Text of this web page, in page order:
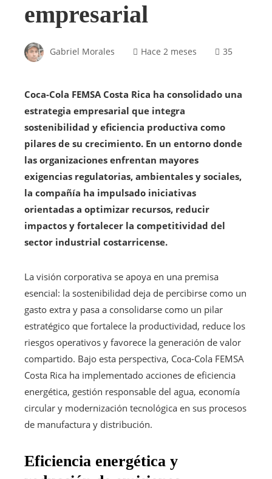
empresarial
Gabriel Morales Hace 2 meses 35
Coca-Cola FEMSA Costa Rica ha consolidado una
estrategia empresarial que integra
sostenibilidad y eficiencia productiva como
pilares de su crecimiento. En un entorno donde
las organizaciones enfrentan mayores
exigencias regulatorias, ambientales y sociales,
la compañía ha impulsado iniciativas
orientadas a optimizar recursos, reducir
impactos y fortalecer la competitividad del
sector industrial costarricense.
La visión corporativa se apoya en una premisa
esencial: la sostenibilidad deja de percibirse como un
gasto extra y pasa a consolidarse como un pilar
estratégico que fortalece la productividad, reduce los
riesgos operativos y favorece la generación de valor
compartido. Bajo esta perspectiva, Coca-Cola FEMSA
Costa Rica ha implementado acciones de eficiencia
energética, gestión responsable del agua, economía
circular y modernización tecnológica en sus procesos
de manufactura y distribución.
Eficiencia energética y